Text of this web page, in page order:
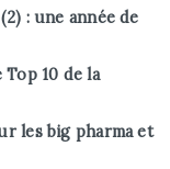
: une année de
10 de la
les big pharma et